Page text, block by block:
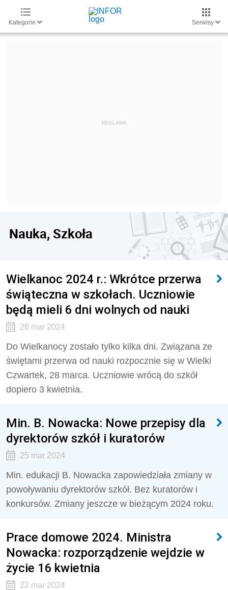
Kategorie Serwisy
Nauka, Szkoła
Wielkanoc 2024 r.: Wkrótce przerwa
świąteczna w szkołach. Uczniowie
będą mieli 6 dni wolnych od nauki
26 mar 2024
Do Wielkanocy zostało tylko kilka dni. Związana ze
świętami przerwa od nauki rozpocznie się w Wielki
Czwartek, 28 marca. Uczniowie wrócą do szkół
dopiero 3 kwietnia.
Min. B. Nowacka: Nowe przepisy dla
dyrektorów szkół i kuratorów
25 mar 2024
Min. edukacji B. Nowacka zapowiedziała zmiany w
powoływaniu dyrektorów szkół. Bez kuratorów i
konkursów. Zmiany jeszcze w bieżącym 2024 roku.
Prace domowe 2024. Ministra
Nowacka: rozporządzenie wejdzie w
życie 16 kwietnia
22 mar 2024